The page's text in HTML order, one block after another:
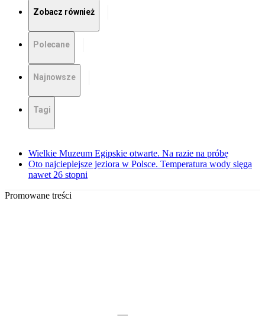
Zobacz również
Polecane
Najnowsze
Tagi
Wielkie Muzeum Egipskie otwarte. Na razie na próbę
Oto najcieplejsze jeziora w Polsce. Temperatura wody sięga
nawet 26 stopni
Promowane treści